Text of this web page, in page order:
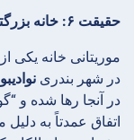
حقیقت ۶: خانه بزرگترین گورستان کشتی در جهان است
موریتانی خانه یکی
در شهر بندری نوادیبو
در آنجا رها شده و
اتفاق عمدتاً به